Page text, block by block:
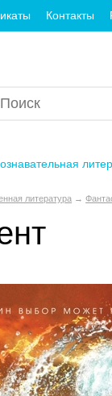
Контакты
литература →